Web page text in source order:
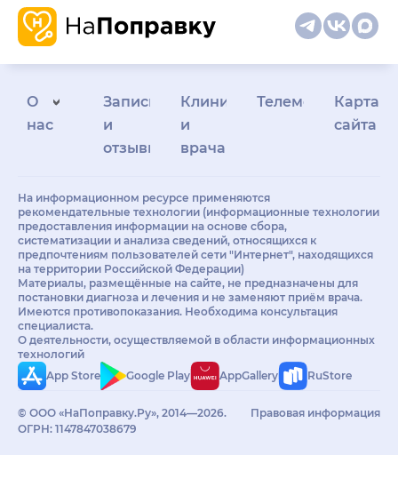
О
нас
Запись
и
отзывы
Клиникам
и
врачам
Телемедицина
Карта
сайта
На информационном ресурсе применяются
рекомендательные технологии (информационные технологии
предоставления информации на основе сбора,
систематизации и анализа сведений, относящихся к
предпочтениям пользователей сети "Интернет", находящихся
на территории Российской Федерации)
Материалы, размещённые на сайте, не предназначены для
постановки диагноза и лечения и не заменяют приём врача.
Имеются противопоказания. Необходима консультация
специалиста.
О деятельности, осуществляемой в области информационных
технологий
App Store
Google Play AppGallery RuStore
© ООО «НаПоправку.Ру», 2014—2026.
ОГРН: 1147847038679
Правовая информация